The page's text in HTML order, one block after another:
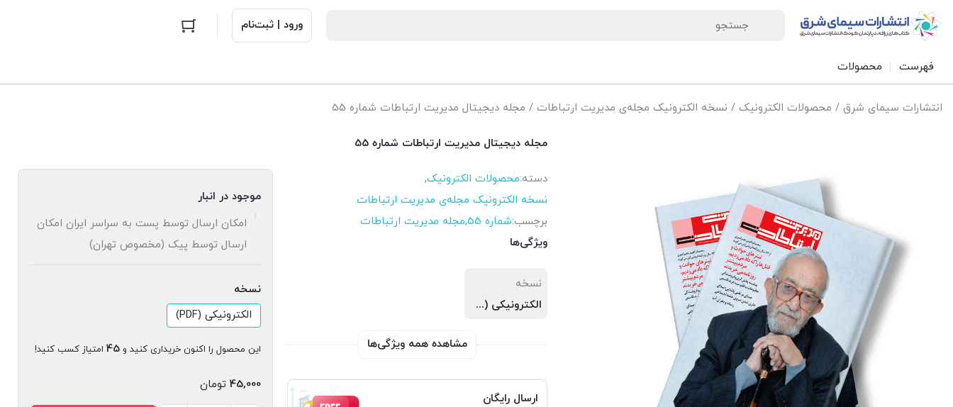
ورود | ثبت‌نام
فهرست محصولات
انتشارات سیمای شرق / محصولات الکترونیک / نسخه الکترونیک مجله‌ی مدیریت ارتباطات / مجله دیجیتال مدیریت ارتباطات شماره 55
مجله دیجیتال مدیریت ارتباطات شماره 55
دسته:محصولات الکترونیک,
نسخه الکترونیک مجله‌ی مدیریت ارتباطات
برچسب:شماره 55 ,مجله مدیریت ارتباطات
ویژگی‌ها
نسخه
الکترونیکی (PDF)
مشاهده همه ویژگی‌ها
ارسال رایگان
موجود در انبار
امکان ارسال توسط پست به سراسر ایران امکان
ارسال توسط پیک (مخصوص تهران)
نسخه
الکترونیکی (PDF)
این محصول را اکنون خریداری کنید و 45 امتیاز کسب کنید!
45,000 تومان